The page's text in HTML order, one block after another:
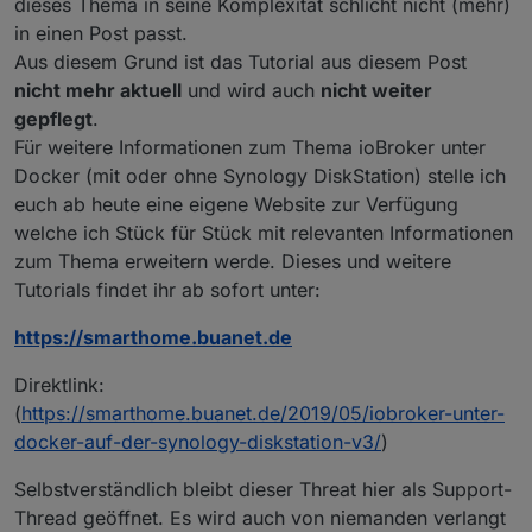
in einen Post passt.
Aus diesem Grund ist das Tutorial aus diesem Post
nicht mehr aktuell und wird auch nicht weiter
gepflegt.
Für weitere Informationen zum Thema ioBroker unter
Docker (mit oder ohne Synology DiskStation) stelle ich
euch ab heute eine eigene Website zur Verfügung
welche ich Stück für Stück mit relevanten Informationen
zum Thema erweitern werde. Dieses und weitere
Tutorials findet ihr ab sofort unter:
https://smarthome.buanet.de
Direktlink:
(https://smarthome.buanet.de/2019/05/iobroker-unter-
docker-auf-der-synology-diskstation-v3/)
Selbstverständlich bleibt dieser Threat hier als Support-
Thread geöffnet. Es wird auch von niemanden verlangt